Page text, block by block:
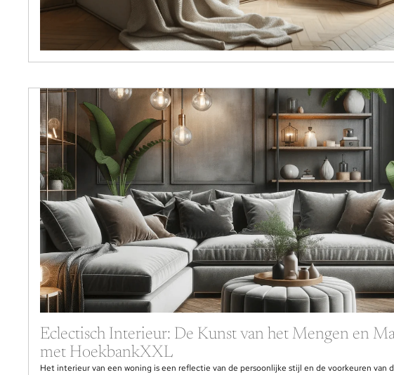
Eclectisch Interieur: De Kunst van het Mengen en
met HoekbankXXL
Het interieur van een woning is een reflectie van de persoonlijke stijl en de voorkeuren van